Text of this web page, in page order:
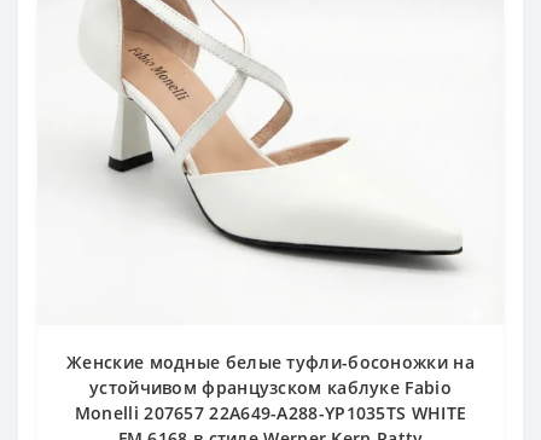
Женские модные белые туфли-босоножки на
устойчивом французском каблуке Fabio
Monelli 207657 22A649-A288-YP1035TS WHITE